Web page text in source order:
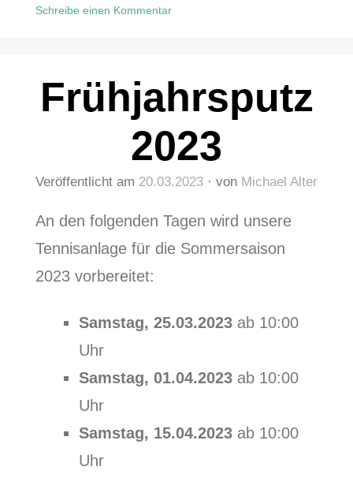
Schreibe einen Kommentar
Schleifchenturnier
Frühjahrsputz
2023
Veröffentlicht am 20.03.2023 von Michael Alter
An den folgenden Tagen wird unsere
Tennisanlage für die Sommersaison
2023 vorbereitet:
Samstag, 25.03.2023ab 10:00
Uhr
Samstag, 01.04.2023ab 10:00
Uhr
Samstag, 15.04.2023ab 10:00
Uhr